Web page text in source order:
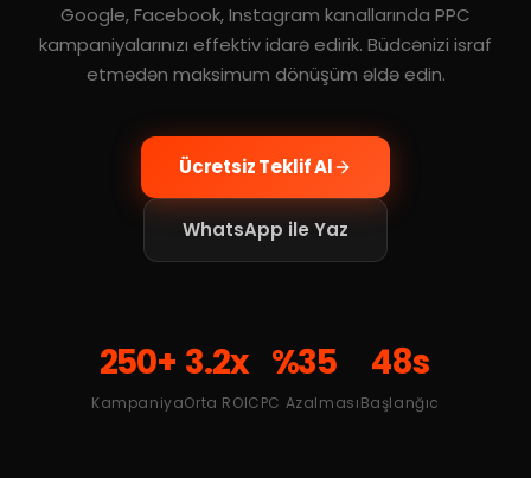
Google, Facebook, Instagram kanallarında PPC
kampaniyalarınızı effektiv idarə edirik. Büdcənizi israf
etmədən maksimum dönüşüm əldə edin.
Ücretsiz Teklif Al
WhatsApp ile Yaz
250+
Kampaniya
3.2x
Orta ROI
%35
CPC Azalması
48s
Başlanğıc